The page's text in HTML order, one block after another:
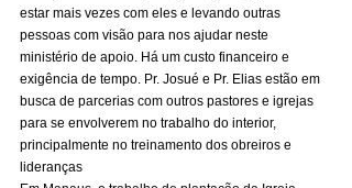
estar mais vezes com eles e levando outras
pessoas com visão para nos ajudar neste
ministério de apoio. Há um custo financeiro e
exigência de tempo. Pr. Josué e Pr. Elias estão em
busca de parcerias com outros pastores e igrejas
para se envolverem no trabalho do interior,
principalmente no treinamento dos obreiros e
lideranças